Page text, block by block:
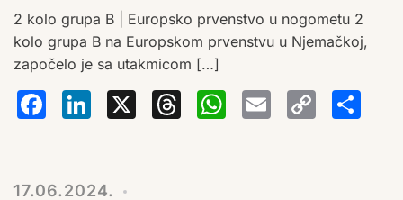
2 kolo grupa B | Europsko prvenstvo u nogometu 2
kolo grupa B na Europskom prvenstvu u Njemačkoj,
započelo je sa utakmicom […]
Facebook
LinkedIn
X Threads
Email
17.06.2024.